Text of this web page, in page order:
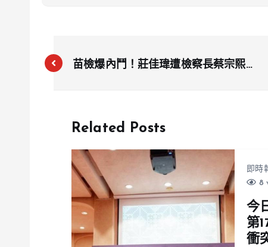
苗檢爆內鬥！莊佳瑋遭檢察長蔡宗熙打
Related Posts
即時
8
今
第
衝